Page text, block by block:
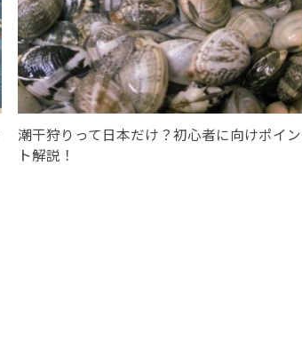
潮干狩りって日本だけ？初心者に向けポイン
ト解説！